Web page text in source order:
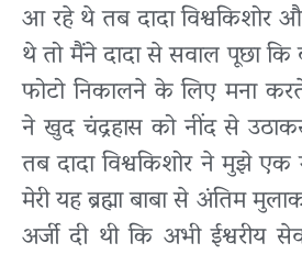
आ रहे थे तब दादा विश्वकिशोर
थे तो मैंने दादा से सवाल पूछा कि
फोटो निकालने के लिए मना
ने खुद चंद्रहास को नींद से
तब दादा विश्वकिशोर ने मुझे
मेरी यह ब्रह्मा बाबा से अंतिम
अर्जी दी थी कि अभी ईश्वरीय